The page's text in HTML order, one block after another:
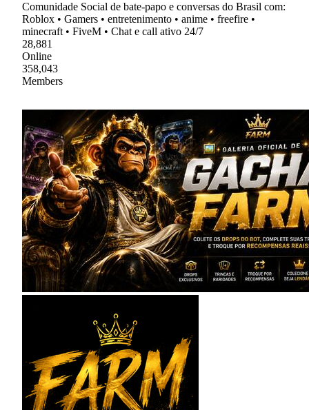
Comunidade Social de bate-papo e conversas do Brasil com:
Roblox • Gamers • entretenimento • anime • freefire •
minecraft • FiveM • Chat e call ativo 24/7
28,881
Online
358,043
Members